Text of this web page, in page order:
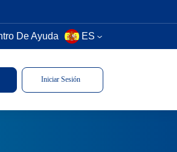
De Ayuda ES
Iniciar Sesión